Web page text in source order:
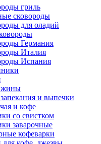
гриль
сковороды
для оладий
Германия
Италия
Испания
и выпечки
и кофе
со свистком
заварочные
кофеварки